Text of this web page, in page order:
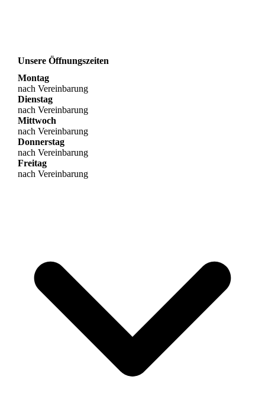
Unsere Öffnungszeiten
Montag
nach Vereinbarung
Dienstag
nach Vereinbarung
Mittwoch
nach Vereinbarung
Donnerstag
nach Vereinbarung
Freitag
nach Vereinbarung